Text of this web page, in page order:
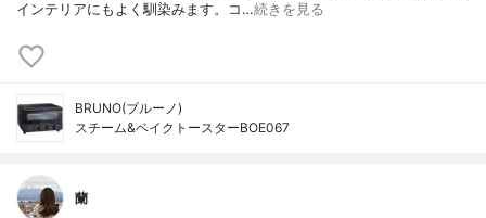
インテリアにもよく馴染みます。コ…続きを見る
BRUNO(ブルーノ)
スチーム&ベイクトースターBOE067
蘭